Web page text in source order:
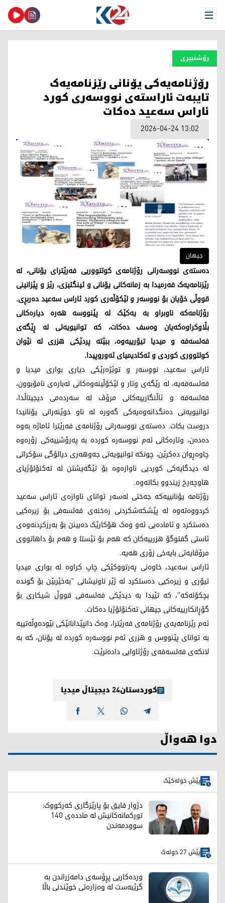
Open Menu
رۆشنبیری
رۆژنامەیەکی یۆنانی رێزنامەیەک
تایبەت ئاراستەی نووسەری کورد
ئاراس سەعید دەکات
2026-04-24 13:02
جیهان
دەستەی نووسەرانی رۆژنامەی کولتووریی فەرێترای یۆنانی، لە
رێزنامەیەک فەرمیدا بە زمانەکانی یۆنانی و ئینگلیزی، رێز و پێزانینی
قووڵی خۆیان بۆ نووسەر و لێکۆڵەری کورد ئاراس سەعید دەربڕی.
رۆژنامەکە ناوبراو بە یەکێک لە پێنووسە هەرە دیارەکانی
بڵاوکراوەکەیان وەسف دەکات، کە توانیویەتی لە ڕێگەی
فەلسەفە و میدیا تیۆرییەوە، ببێتە پردێکی هزری لە نێوان
کولتووری کوردی و ئەکادیمیای ئەوروپیدا.
ئاراس سەعید، نووسەر و توێژەرێکی دیاری بواری میدیا و
فەلسەفەیە، لە رێگەی وتار و لێکۆڵینەوەکانی لەبارەی نامۆبوون،
فەلسەفە و ئاڵنگارییەکانی مرۆڤ لە سەردەمی دیجیتاڵدا،
توانیویەتی دەنگدانەوەیەکی گەورە لە ناو خوێنەرانی یۆنانیدا
دروست بکات. دەستەی نووسەرانی رۆژنامەی فەرێترا ئاماژە بەوە
دەدەن، وتارەکانی ئەم نووسەرە کوردە بە پەرۆشییەکی زۆرەوە
چاوەڕوان دەکرێن، چونکە توانیویەتی جەوهەری دیالۆگی سۆکراتی
لە دیدگایەکی کوردیی ناوازەوە بۆ تێگەیشتن لە تەکنۆلۆژیای
هاوچەرخ زیندوو بکاتەوە.
رۆژنامە یۆنانییەکە جەختی لەسەر توانای ناوازەی ئاراس سەعید
کردووەتەوە لە پێشکەشکردنی رەخنەی فەلسەفی بۆ زیرەکیی
دەستکرد و ئامادەیی ئەو وەک هۆکارێک دەبینن بۆ بەرزکردنەوەی
ئاستی گفتوگۆ هزرییەکان کە هەم بۆ ئێستا و هەم بۆ داهاتووی
مرۆڤایەتی بایەخی زۆری هەیە.
ئاراس سەعید، خاوەنی پەرتووکێکی چاپ کراوە لە بواری میدیا
تیۆری و زیرەکیی دەستکرد لە ژێر ناونیشانی "بەخێربێن بۆ گوندە
بچکۆلەکە"، کە تێیدا بە دیدێکی فەلسەفی قووڵ شیکاری بۆ
گۆڕانکارییەکانی جیهانی تەکنۆلۆژیا دەکات.
ئەم رێزنامەیەی رۆژنامەی فەرێترا، وەک دانپێدانانێکی نێودەوڵەتییە
بە توانای پێنووس و هزری ئەم نووسەرە کوردە لە یۆنان، کە بە
لانکەی فەلسەفەی رۆژئاوایی دادەنرێت.
کوردستان24 دیجیتاڵ میدیا
دوا هەواڵ
پێش خولەکێک
دژوار فایق بۆ پارێزگاری کەرکووک:
تورکمانەکانیش لە ماددەی 140
سوودمەندن
پێش 27 خولەک
وردەکاریی پڕۆسەی دامەزراندن بە
گرێبەست لە وەزارەتی خوێندنی باڵا